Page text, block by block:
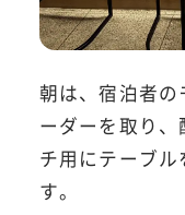
朝は、宿泊者の
ーダーを取り
チ用にテーブ
す。